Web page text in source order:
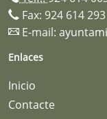
Fax: 924 614 293
E-mail:
Enlaces
Inicio
Contacte